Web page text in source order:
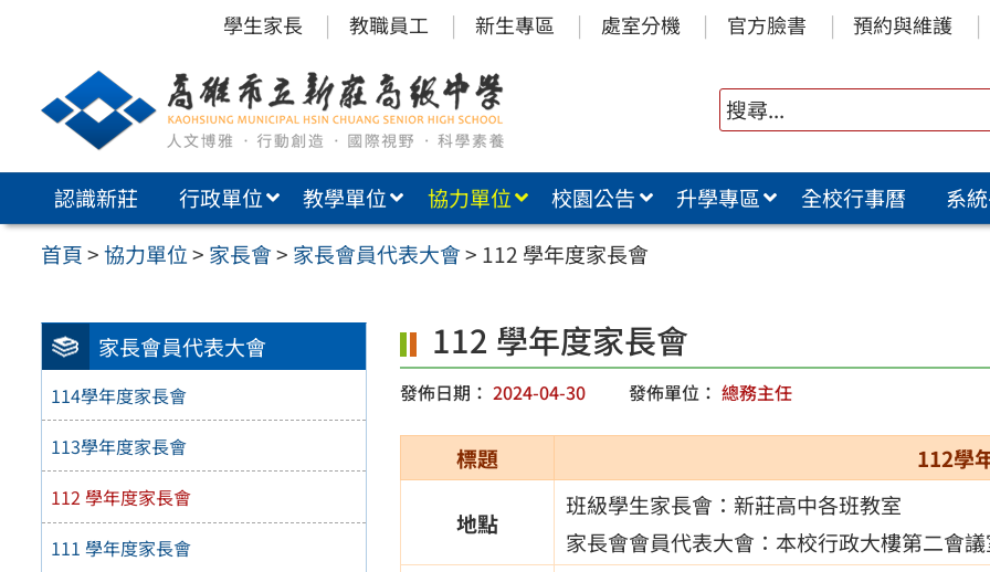
內
學生家長 教職員工 新生專區 處室分機 官方臉書 預約與維護
認識新莊 行政單位 教學單位 協力單位 校園公告 升學專區 全校行事曆
系
首頁>協力單位> 家長會> 家長會員代表大會> 112 學年度家長會
家長會員代表大會
114學年度家長會
113學年度家長會
112 學年度家長會
111 學年度家長會
112 學年度家長會
發佈日期： 2024-04-30 發佈單位： 總務主任
標題 112學
地點
班級學生家長會：新莊高中各班教室
家長會會員代表大會：本校行政大樓第二會